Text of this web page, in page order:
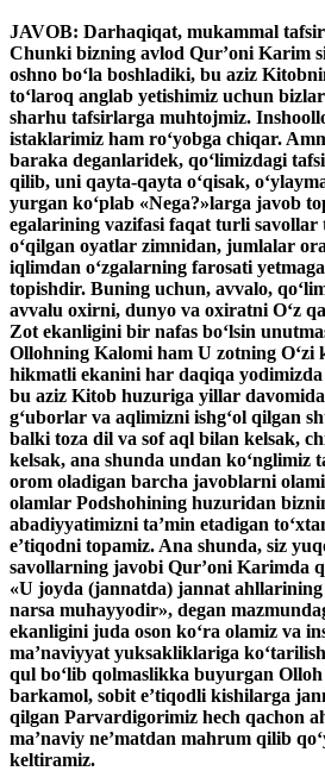
JAVOB: Darhaqiqat, mukammal
Chunki bizning avlod Qur’oni Karim
oshno bo‘la boshladiki, bu aziz
to‘laroq anglab yetishimiz uchun
sharhu tafsirlarga muhtojmiz.
istaklarimiz ham ro‘yobga chiqar.
baraka deganlaridek, qo‘limizdagi
qilib, uni qayta-qayta o‘qisak,
yurgan ko‘plab «Nega?»larga javob
egalarining vazifasi faqat turli savollar
o‘qilgan oyatlar zimnidan, jumlalar
iqlimdan o‘zgalarning farosati
topishdir. Buning uchun, avvalo,
avvalu oxirni, dunyo va oxiratni O‘z
Zot ekanligini bir nafas bo‘lsin
Ollohning Kalomi ham U zotning
hikmatli ekanini har daqiqa yodimizda
bu aziz Kitob huzuriga yillar
g‘uborlar va aqlimizni ishg‘ol qilgan
balki toza dil va sof aql bilan kelsak,
kelsak, ana shunda undan ko‘nglimiz
orom oladigan barcha javoblarni
olamlar Podshohining huzuridan
abadiyyatimizni ta’min etadigan
e’tiqodni topamiz. Ana shunda, siz
savollarning javobi Qur’oni Karimda
«U joyda (jannatda) jannat
narsa muhayyodir», degan
ekanligini juda oson ko‘ra olamiz va
ma’naviyyat yuksakliklariga
qul bo‘lib qolmaslikka buyurgan Olloh
barkamol, sobit e’tiqodli kishilarga
qilgan Parvardigorimiz hech qachon
ma’naviy ne’matdan mahrum qilib
keltiramiz.